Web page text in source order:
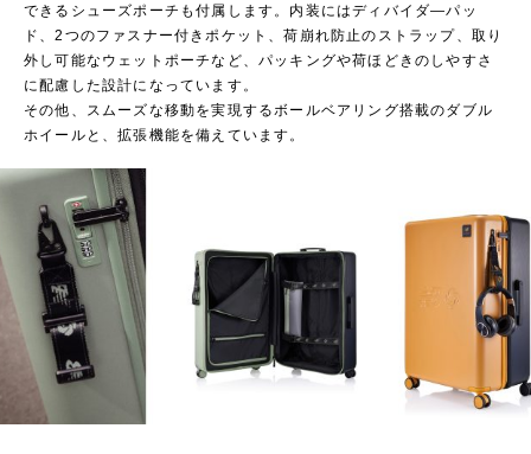
できるシューズポーチも付属します。内装にはディバイダ―パッ
ド、2つのファスナー付きポケット、荷崩れ防止のストラップ、取り
外し可能なウェットポーチなど、パッキングや荷ほどきのしやすさ
に配慮した設計になっています。
その他、スムーズな移動を実現するボールベアリング搭載のダブル
ホイールと、拡張機能を備えています。